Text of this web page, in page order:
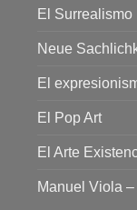
El Surrealismo
Neue
El
El Pop Art
El Arte
Manuel Viola –